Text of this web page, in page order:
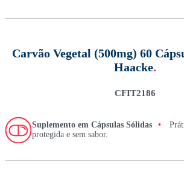
Carvão Vegetal (500mg) 60
Haacke.
CFIT2186
Suplemento em Cápsulas Sólidas •
protegida e sem sabor.